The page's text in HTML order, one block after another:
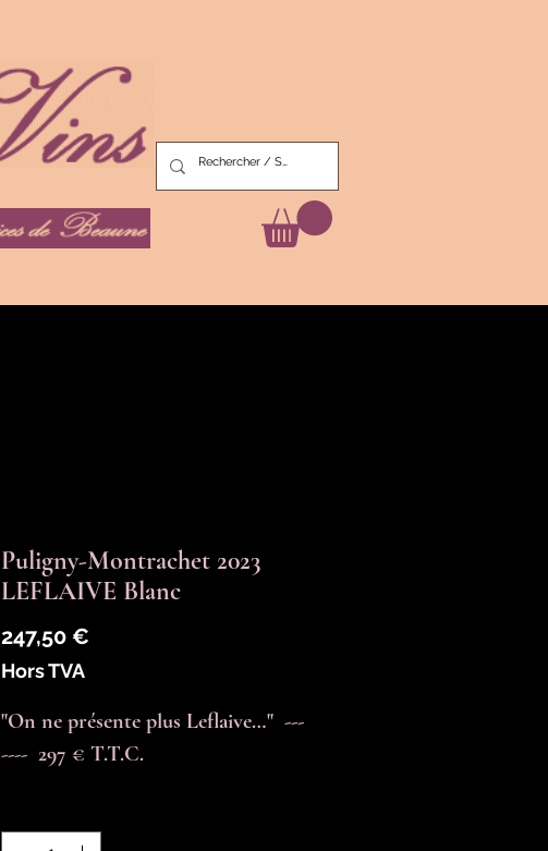
Puligny-Montrachet 2023
LEFLAIVE Blanc
247,50 €
Hors TVA
"On ne présente plus Leflaive…"  ---
----  297 € T.T.C.